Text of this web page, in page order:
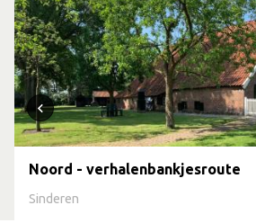
Noord - verhalenbankjesroute
Sinderen